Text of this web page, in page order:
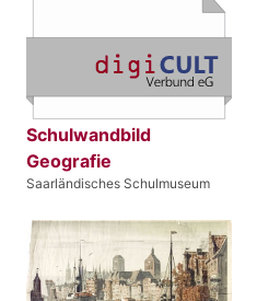
Schulwandbild
Geografie
Saarländisches Schulmuseum